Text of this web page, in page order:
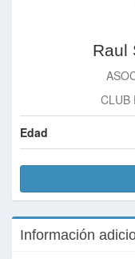
Raul
CLUB
Edad
Información